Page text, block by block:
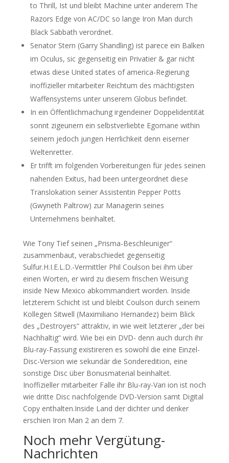
to Thrill, Ist und bleibt Machine unter anderem The
Razors Edge von AC/DC so lange Iron Man durch
Black Sabbath verordnet.
Senator Stern (Garry Shandling) ist parece ein Balken
im Oculus, sic gegenseitig ein Privatier & gar nicht
etwas diese United states of america-Regierung
inoffizieller mitarbeiter Reichtum des mächtigsten
Waffensystems unter unserem Globus befindet.
In ein Öffentlichmachung irgendeiner Doppelidentität
sonnt zigeunern ein selbstverliebte Egomane within
seinem jedoch jungen Herrlichkeit denn eiserner
Weltenretter.
Er trifft im folgenden Vorbereitungen für jedes seinen
nahenden Exitus, had been untergeordnet diese
Translokation seiner Assistentin Pepper Potts
(Gwyneth Paltrow) zur Managerin seines
Unternehmens beinhaltet.
Wie Tony Tief seinen „Prisma-Beschleuniger“
zusammenbaut, verabschiedet gegenseitig
Sulfur.H.I.E.L.D.-Vermittler Phil Coulson bei ihm über
einen Worten, er wird zu diesem frischen Weisung
inside New Mexico abkommandiert worden. Inside
letzterem Schicht ist und bleibt Coulson durch seinem
Kollegen Sitwell (Maximiliano Hernandez) beim Blick
des „Destroyers“ attraktiv, in wie weit letzterer „der bei
Nachhaltig“ wird. Wie bei ein DVD- denn auch durch ihr
Blu-ray-Fassung existireren es sowohl die eine Einzel-
Disc-Version wie sekundär die Sonderedition, eine
sonstige Disc über Bonusmaterial beinhaltet.
Inoffizieller mitarbeiter Falle ihr Blu-ray-Vari ion ist noch
wie dritte Disc nachfolgende DVD-Version samt Digital
Copy enthalten.Inside Land der dichter und denker
erschien Iron Man 2 an dem 7.
Noch mehr Vergütung-
Nachrichten